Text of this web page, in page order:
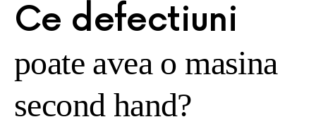
Ce defectiuni
poate avea o masina
second hand?